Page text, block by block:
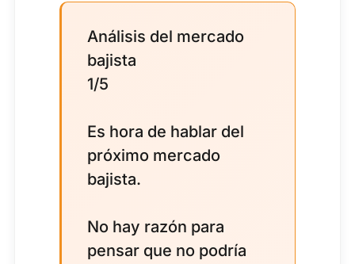
Análisis del mercado
bajista
1/5
Es hora de hablar del
próximo mercado
bajista.
No hay razón para
pensar que no podría